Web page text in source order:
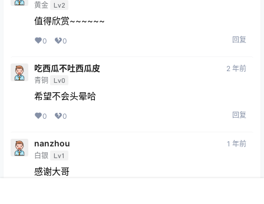
黄金 Lv2
值得欣赏~~~~~~
0 0 回复
吃西瓜不吐西瓜皮
青铜 Lv0
2 年前
希望不会头晕哈
0 0 回复
nanzhou
白银 Lv1
1 年前
感谢大哥